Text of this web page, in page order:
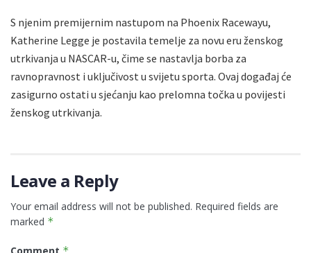
S njenim premijernim nastupom na Phoenix Racewayu,
Katherine Legge je postavila temelje za novu eru ženskog
utrkivanja u NASCAR-u, čime se nastavlja borba za
ravnopravnost i uključivost u svijetu sporta. Ovaj događaj će
zasigurno ostati u sjećanju kao prelomna točka u povijesti
ženskog utrkivanja.
Leave a Reply
Your email address will not be published. Required fields are
marked *